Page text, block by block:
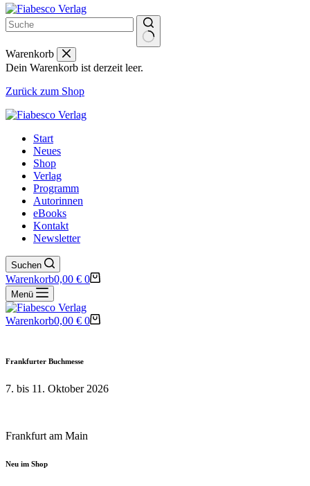
Warenkorb
Dein Warenkorb ist derzeit leer.
Zurück zum Shop
Start
Neues
Shop
Verlag
Programm
Autorinnen
eBooks
Kontakt
Newsletter
Suchen
Warenkorb0,00 € 0
Menü
Warenkorb0,00 € 0
Frankfurter Buchmesse
7. bis 11. Oktober 2026
Frankfurt am Main
Neu im Shop